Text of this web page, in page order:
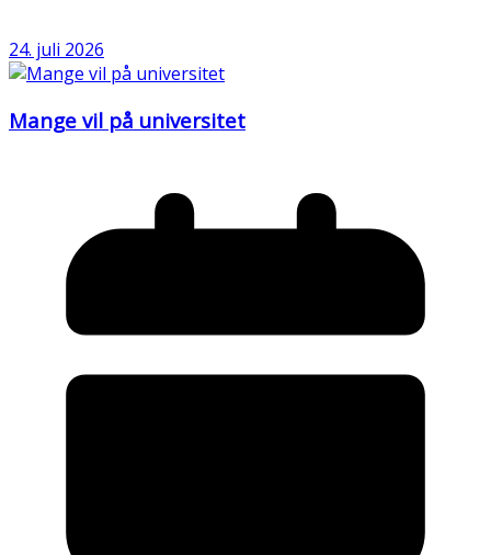
24. juli 2026
Mange vil på universitet